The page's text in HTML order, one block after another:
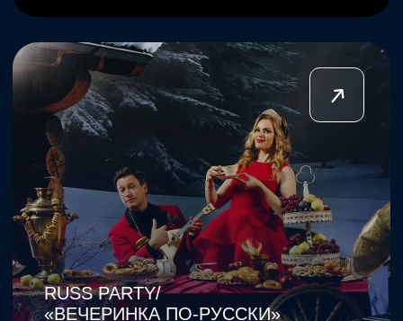
Адрес:
Санкт-Петербург, 13-я линия Васильевского острова,
78 лит А, офис 219, этаж 2
Понедельник-пятница
10:00–20:00
+7 (812) 627-60-70
info@antrepriza-spb.ru